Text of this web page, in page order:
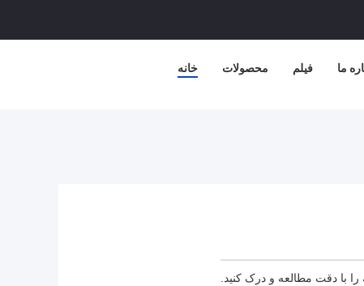
خانه محصولات فیلم ما
را با دقت مطالعه و درک کنید.